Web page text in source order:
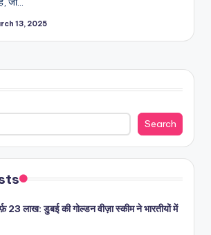
13, 2025
Search
23 लाख: डुबई की गोल्डन वीज़ा स्कीम ने भारतीयों में